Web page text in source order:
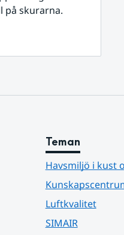
på skurarna.
Teman
Havsmiljö i kust
Luftkvalitet
SIMAIR